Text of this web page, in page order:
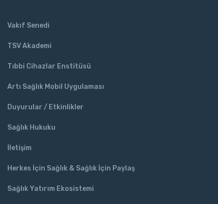
Vakıf Senedi
TSV Akademi
Tıbbi Cihazlar Enstitüsü
Artı Sağlık Mobil Uygulaması
Duyurular / Etkinlikler
Sağlık Hukuku
İletişim
Herkes İçin Sağlık & Sağlık İçin Paylaş
Sağlık Yatırım Ekosistemi